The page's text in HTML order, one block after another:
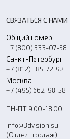
Оборудование и
Аксессуары и
Программное
Ремонт и услуги
О компании
Контакты
Гос. закупки
Стать дилером
Блог
FAQ
СВЯЗАТЬСЯ С НАМИ
Общий номер
+7 (800) 333-07-58
Санкт-Петербург
+7 (812) 385-72-92
Москва
+7 (495) 662-98-58
ПН-ПТ 9:00-18:00
info@3dvision.su
(Отдел продаж)